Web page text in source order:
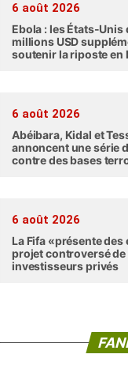
6 août 2026
Ebola : les États-
millions USD
soutenir la riposte en
6 août 2026
Abéibara, Kidal et
annoncent une série
contre des bases
6 août 2026
La Fifa «présente
projet controversé de
investisseurs privés